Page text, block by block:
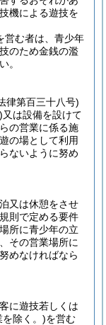
機による遊技を
営む者は、青少年
のため金銭の濫
。
律第百三十八号)
又は設備を設けて
の営業に係る施
の場として利用
ないように努め
又は休憩をさせ
則で定める要件
所に青少年の立
その営業場所に
めなければなら
に遊技若しくは
除く。)を営む